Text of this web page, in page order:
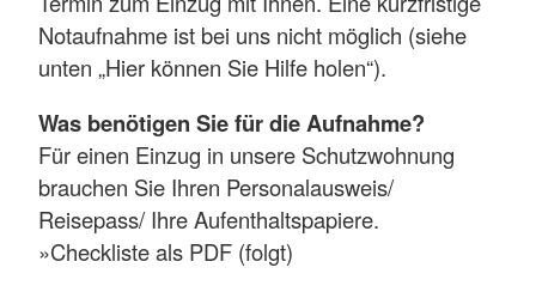
Notaufnahme ist bei uns nicht möglich (siehe
unten „Hier können Sie Hilfe holen“).
Was benötigen Sie für die Aufnahme?
Für einen Einzug in unsere Schutzwohnung
brauchen Sie Ihren Personalausweis/
Reisepass/ Ihre Aufenthaltspapiere.
»Checkliste als PDF (folgt)